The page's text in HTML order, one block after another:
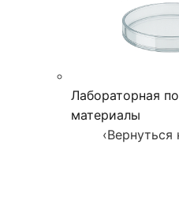
Лабораторная
материалы
‹Вернуться